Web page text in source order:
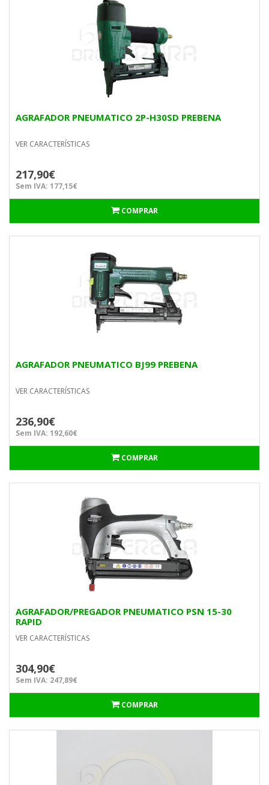
AGRAFADOR PNEUMATICO 2P-H30SD PREBENA
VER CARACTERÍSTICAS
217,90€
Sem IVA: 177,15€
COMPRAR
AGRAFADOR PNEUMATICO BJ99 PREBENA
VER CARACTERÍSTICAS
236,90€
Sem IVA: 192,60€
COMPRAR
AGRAFADOR/PREGADOR PNEUMATICO PSN 15-30
RAPID
VER CARACTERÍSTICAS
304,90€
Sem IVA: 247,89€
COMPRAR